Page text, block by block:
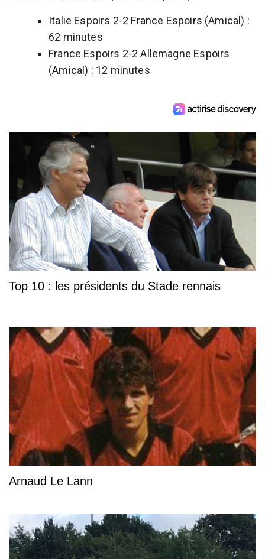
Italie Espoirs 2-2 France Espoirs (Amical) :
62 minutes
France Espoirs 2-2 Allemagne Espoirs
(Amical) : 12 minutes
Top 10 : les présidents du Stade rennais
Arnaud Le Lann